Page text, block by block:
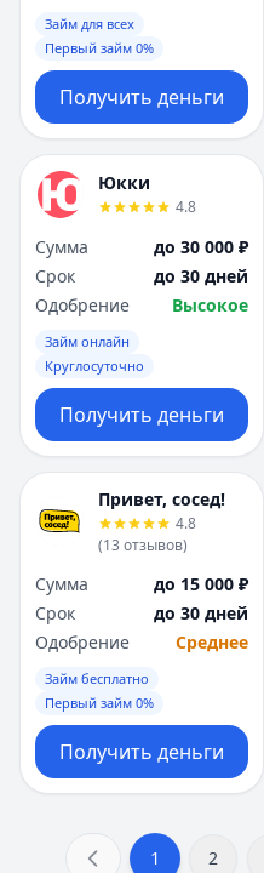
Займ для всех
Первый займ 0%
Получить деньги
Юкки
4.8
Сумма
до 30 000 ₽
Срок
до 30 дней
Одобрение
Высокое
Займ онлайн
Круглосуточно
Получить деньги
Привет, сосед!
4.8
(13 отзывов)
Сумма
до 15 000 ₽
Срок
до 30 дней
Одобрение
Среднее
Займ бесплатно
Первый займ 0%
Получить деньги
1 2